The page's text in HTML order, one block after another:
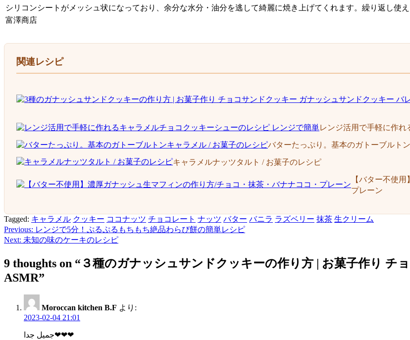
シリコンシートがメッシュ状になっており、余分な水分・油分を逃して綺麗に焼き上げてくれます。繰り返し使
富澤商店
関連レシピ
レンジ活用で手軽に作
バターたっぷり。基本のガトーブルト
キャラメルナッツタルト / お菓子のレシピ
【バター不使
プレーン
Tagged: キャラメル クッキー ココナッツ チョコレート ナッツ バター バニラ ラズベリー 抹茶 生クリーム
投
ナ
ビ
Previous: レンジで5分！ぷるぷるもちもち絶品わらび餅の簡単レシピ
Next: 未知の味のケーキのレシピ
9 thoughts on “３種のガナッシュサンドクッキーの作り方 | お菓子作り チ
ASMR”
Moroccan kitchen B.F より:
2023-02-04 21:01
جميل جدا❤❤❤